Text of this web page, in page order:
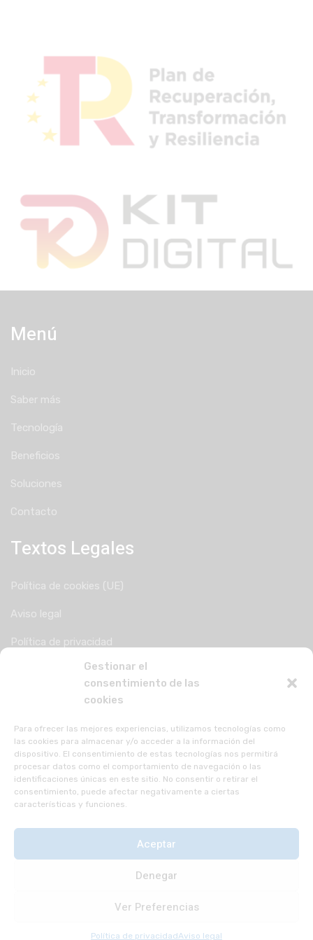
Gestionar el
consentimiento de las
cookies
Para ofrecer las mejores experiencias, utilizamos tecnologías como
las cookies para almacenar y/o acceder a la información del
dispositivo. El consentimiento de estas tecnologías nos permitirá
procesar datos como el comportamiento de navegación o las
identificaciones únicas en este sitio. No consentir o retirar el
consentimiento, puede afectar negativamente a ciertas
características y funciones.
Aceptar
Denegar
Ver Preferencias
Política de privacidadAviso legal
Menú
Inicio
Saber más
Tecnología
Beneficios
Soluciones
Contacto
Textos Legales
Política de cookies (UE)
Aviso legal
Política de privacidad
© 2023 Go_Comfort. Todos los derechos reservados.